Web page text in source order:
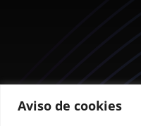
Aviso de cookies